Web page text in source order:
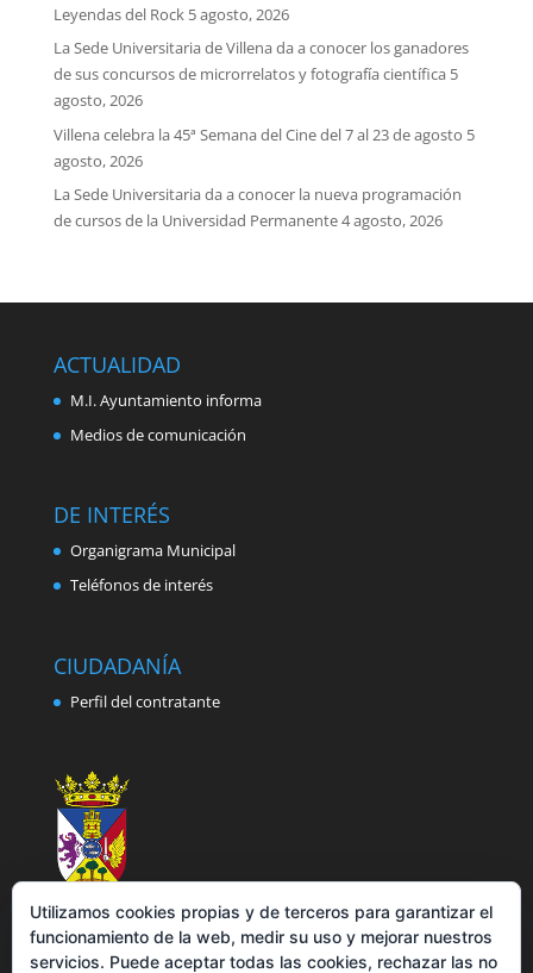
Leyendas del Rock 5 agosto, 2026
La Sede Universitaria de Villena da a conocer los ganadores
de sus concursos de microrrelatos y fotografía científica 5
agosto, 2026
Villena celebra la 45ª Semana del Cine del 7 al 23 de agosto 5
agosto, 2026
La Sede Universitaria da a conocer la nueva programación
de cursos de la Universidad Permanente4 agosto, 2026
ACTUALIDAD
M.I. Ayuntamiento informa
Medios de comunicación
DE INTERÉS
Organigrama Municipal
Teléfonos de interés
CIUDADANÍA
Perfil del contratante
Utilizamos cookies propias y de terceros para garantizar el
funcionamiento de la web, medir su uso y mejorar nuestros
servicios. Puede aceptar todas las cookies, rechazar las no